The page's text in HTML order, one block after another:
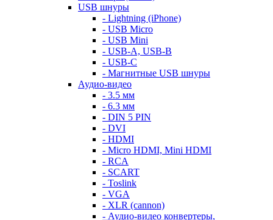
USB шнуры
- Lightning (iPhone)
- USB Micro
- USB Mini
- USB-A, USB-B
- USB-C
- Магнитные USB шнуры
Аудио-видео
- 3.5 мм
- 6.3 мм
- DIN 5 PIN
- DVI
- HDMI
- Micro HDMI, Mini HDMI
- RCA
- SCART
- Toslink
- VGA
- XLR (cannon)
- Аудио-видео конвертеры,